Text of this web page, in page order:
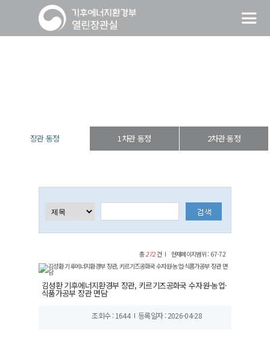
장관 동정 1차관 동정 2차관 동정
총272건 현재페이지범위 : 67-72
김성환 기후에너지환경부 장관, 키르기즈공화국 수자원·농업·
식품가공부 장관 면담
조회수 : 1644 등록일자 : 2026-04-28